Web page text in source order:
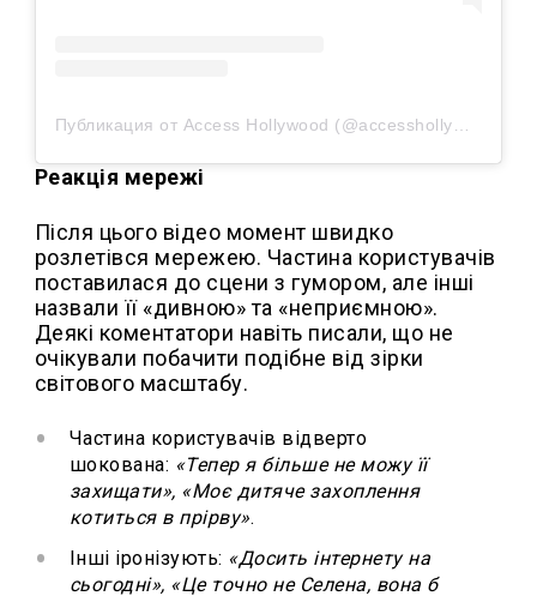
Реакція мережі
Після цього відео момент швидко
розлетівся мережею. Частина користувачів
поставилася до сцени з гумором, але інші
назвали її «дивною» та «неприємною».
Деякі коментатори навіть писали, що не
очікували побачити подібне від зірки
світового масштабу.
Частина користувачів відверто
шокована: «Тепер я більше не можу її
захищати», «Моє дитяче захоплення
котиться в прірву».
Інші іронізують: «Досить інтернету на
сьогодні», «Це точно не Селена, вона б